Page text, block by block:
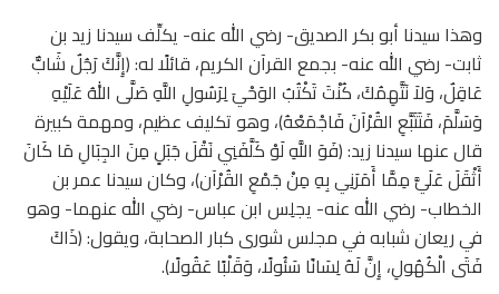
وهذا سيدنا أبو بكر الصديق- رضي الله عنه- يكلِّف سيدنا زيد بن
ثابت- رضي الله عنه- بجمع القرآن الكريم، قائلًا له: (إِنَّكَ رَجُلٌ شَابٌّ
عَاقِلٌ، وَلاَ نَتَّهِمُكَ، كُنْتَ تَكْتُبُ الوَحْيَ لِرَسُولِ اللَّهِ صَلَّى اللهُ عَلَيْهِ
وَسَلَّمَ، فَتَتَبَّعِ القُرْآنَ فَاجْمَعْهُ)، وهو تكليف عظيم، ومهمة كبيرة
قال عنها سيدنا زيد: (فَوَ اللَّهِ لَوْ كَلَّفَنِي نَقْلَ جَبَلٍ مِنَ الجِبَالِ مَا كَانَ
أَثْقَلَ عَلَيَّ مِمَّا أَمَرَنِي بِهِ مِنْ جَمْعِ القُرْآن)، وكان سيدنا عمر بن
الخطاب- رضي الله عنه- يجلِس ابن عباس- رضي الله عنهما- وهو
في ريعان شبابه في مجلس شورى كبار الصحابة، ويقول: (ذَاكَ
فَتَى الْكُهُولِ، إِنَّ لَهُ لِسَانًا سَئُولًا، وَقَلْبًا عَقُولًا).